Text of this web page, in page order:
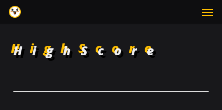
Skip
contentHighScore